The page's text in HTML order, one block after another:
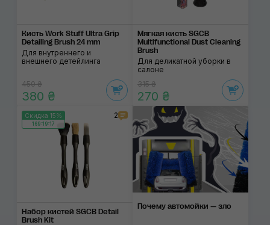
Кисть Work Stuff Ultra Grip
Detailing Brush 24 mm
Для внутреннего и
внешнего детейлинга
450 ₴
380 ₴
Мягкая кисть SGCB
Multifunctional Dust Cleaning
Brush
Для деликатной уборки в
салоне
315 ₴
270 ₴
Скидка 15%
169:19:17
2
Набор кистей SGCB Detail
Brush Kit
Почему автомойки — зло